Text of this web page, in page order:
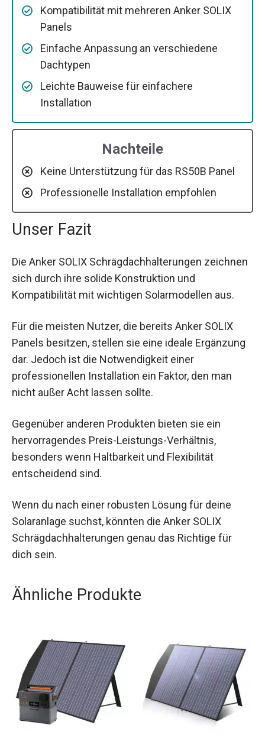
Kompatibilität mit mehreren Anker SOLIX
Panels
Einfache Anpassung an verschiedene
Dachtypen
Leichte Bauweise für einfachere
Installation
Nachteile
Keine Unterstützung für das RS50B Panel
Professionelle Installation empfohlen
Unser Fazit
Die Anker SOLIX Schrägdachhalterungen zeichnen
sich durch ihre solide Konstruktion und
Kompatibilität mit wichtigen Solarmodellen aus.
Für die meisten Nutzer, die bereits Anker SOLIX
Panels besitzen, stellen sie eine ideale Ergänzung
dar. Jedoch ist die Notwendigkeit einer
professionellen Installation ein Faktor, den man
nicht außer Acht lassen sollte.
Gegenüber anderen Produkten bieten sie ein
hervorragendes Preis-Leistungs-Verhältnis,
besonders wenn Haltbarkeit und Flexibilität
entscheidend sind.
Wenn du nach einer robusten Lösung für deine
Solaranlage suchst, könnten die Anker SOLIX
Schrägdachhalterungen genau das Richtige für
dich sein.
Ähnliche Produkte